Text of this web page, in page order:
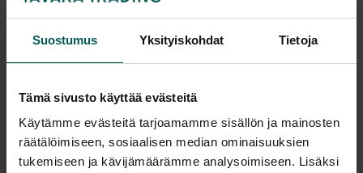
Suostumus Yksityiskohdat Tietoja
Tämä sivusto käyttää evästeitä
Käytämme evästeitä tarjoamamme sisällön ja mainosten
räätälöimiseen, sosiaalisen median ominaisuuksien
tukemiseen ja kävijämäärämme analysoimiseen. Lisäksi
Toimitukset kattavasti
koko Suomeen.
Kaikki valmistajan tuotteet tilattavissa kauttamme.